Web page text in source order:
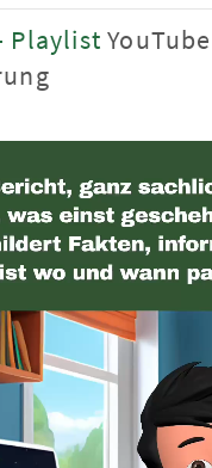
PlaylistYouTube